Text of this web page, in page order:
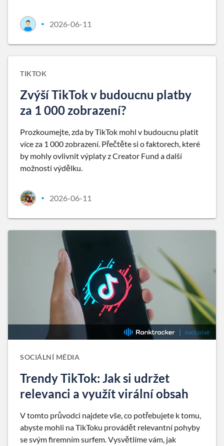
• 2026-06-11
TIKTOK
Zvýší TikTok v budoucnu platby
za 1 000 zobrazení?
Prozkoumejte, zda by TikTok mohl v budoucnu platit
více za 1 000 zobrazení. Přečtěte si o faktorech, které
by mohly ovlivnit výplaty z Creator Fund a další
možnosti výdělku.
• 2026-06-11
SOCIÁLNÍ MÉDIA
Trendy TikTok: Jak si udržet
relevanci a využít virální obsah
V tomto průvodci najdete vše, co potřebujete k tomu,
abyste mohli na TikToku provádět relevantní pohyby
se svým firemním surfem. Vysvětlíme vám, jak